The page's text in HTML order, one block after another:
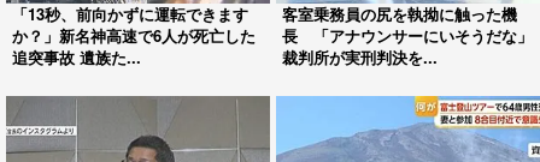
「13秒、前向かずに運転できます
か？」新名神高速で6人が死亡した
追突事故 遺族た...
客室乗務員の尻を執拗に触った機
長 「アナウンサーにいそうだな」
裁判所が実刑判決を...